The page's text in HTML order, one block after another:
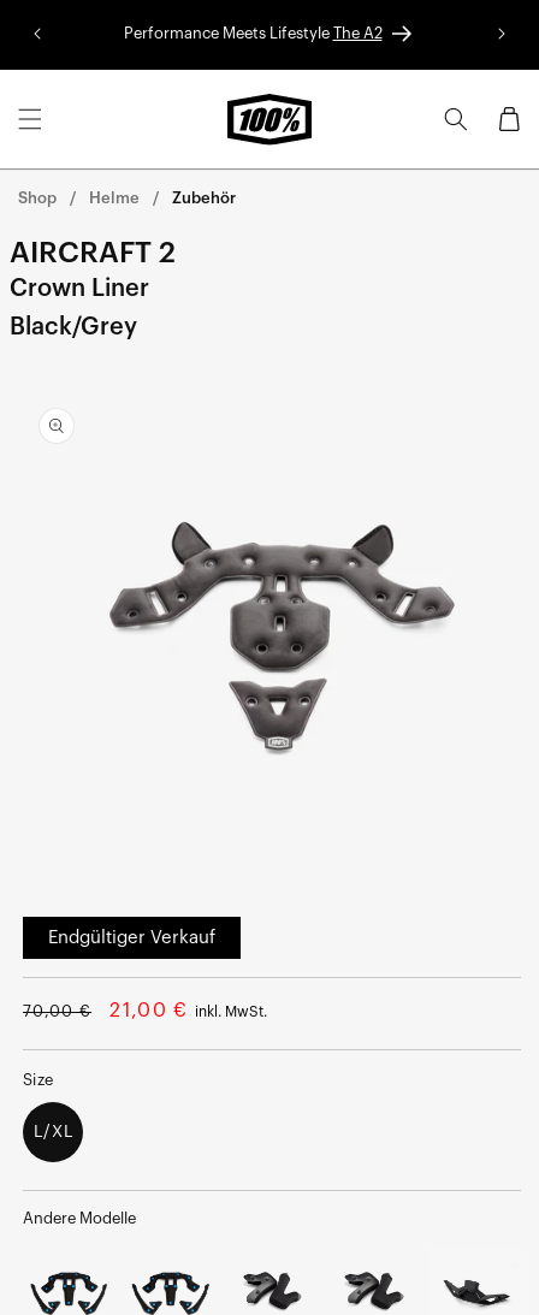
zum
Performance Meets Lifestyle The A2 Red
Shop Helme Zubehör
AIRCRAFT 2
Crown Liner
Black/Grey
1
Modalfenster
öffnen
Endgültiger Verkauf
Normalpreis
70,00 € Aktionspreis
21,00 € inkl. MwSt.
Size
L/XL
Andere Modelle